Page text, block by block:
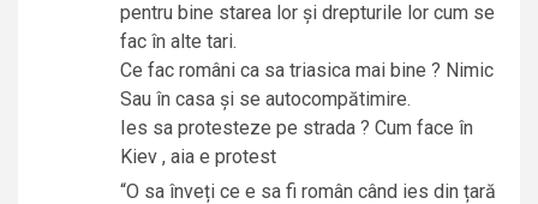
pentru bine starea lor și drepturile lor cum se
fac în alte tari.
Ce fac români ca sa triasica mai bine ? Nimic
Sau în casa și se autocompătimire.
Ies sa protesteze pe strada ? Cum face în
Kiev , aia e protest
“O sa înveți ce e sa fi român când ies din țară